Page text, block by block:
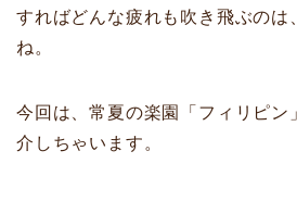
すればどんな疲れも吹き飛ぶのは
ね。
今回は、常夏の楽園「フィリピン
介しちゃいます。